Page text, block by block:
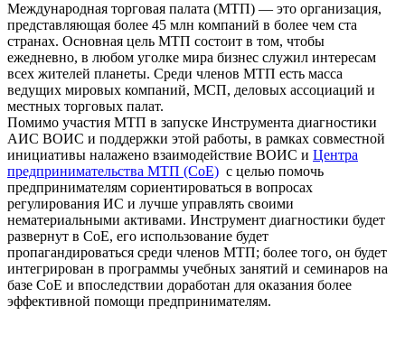
Международная торговая палата (МТП) — это организация,
представляющая более 45 млн компаний в более чем ста
странах. Основная цель МТП состоит в том, чтобы
ежедневно, в любом уголке мира бизнес служил интересам
всех жителей планеты. Среди членов МТП есть масса
ведущих мировых компаний, МСП, деловых ассоциаций и
местных торговых палат.
Помимо участия МТП в запуске Инструмента диагностики
АИС ВОИС и поддержки этой работы, в рамках совместной
инициативы налажено взаимодействие ВОИС и Центра
предпринимательства МТП (CoE) с целью помочь
предпринимателям сориентироваться в вопросах
регулирования ИС и лучше управлять своими
нематериальными активами. Инструмент диагностики будет
развернут в CoE, его использование будет
пропагандироваться среди членов МТП; более того, он будет
интегрирован в программы учебных занятий и семинаров на
базе CoE и впоследствии доработан для оказания более
эффективной помощи предпринимателям.